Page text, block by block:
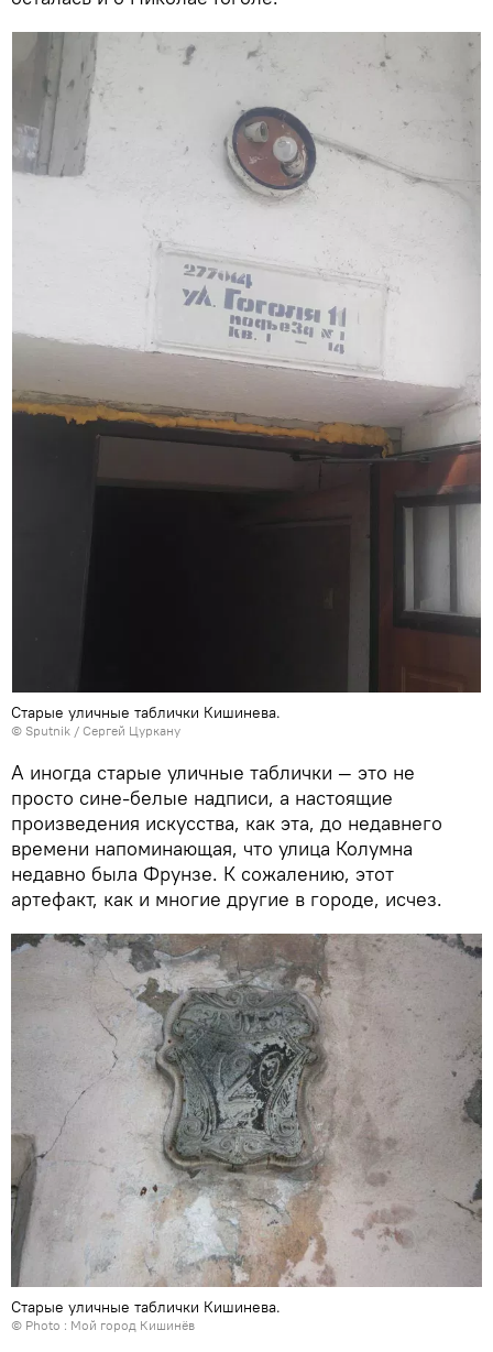
Старые уличные таблички Кишинева.
© Sputnik / Сергей Цуркану
А иногда старые уличные таблички — это не
просто сине-белые надписи, а настоящие
произведения искусства, как эта, до недавнего
времени напоминающая, что улица Колумна
недавно была Фрунзе. К сожалению, этот
артефакт, как и многие другие в городе, исчез.
Старые уличные таблички Кишинева.
© Photo : Мой город Кишинёв